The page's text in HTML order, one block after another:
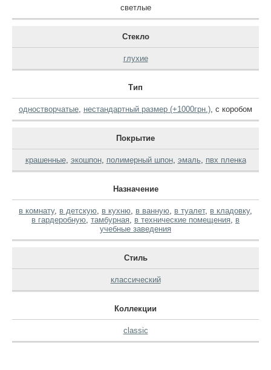
светлые
Стекло
глухие
Тип
одностворчатые, нестандартный размер (+1000грн.), с коробом
Покрытие
крашенные, экошпон, полимерный шпон, эмаль, пвх пленка
Назначение
в комнату, в детскую, в кухню, в ванную, в туалет, в кладовку,
в гардеробную, тамбурная, в технические помещения, в
учебные заведения
Стиль
классический
Коллекции
classic